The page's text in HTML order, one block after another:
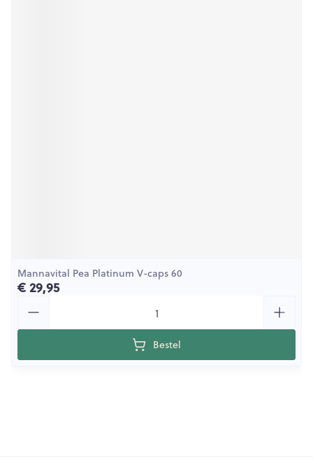
Mannavital Pea Platinum V-caps 60
€ 29,95
Bestel